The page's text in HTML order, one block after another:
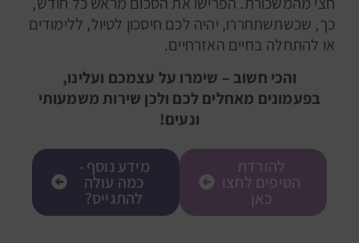
כך, שכשתשתחררו, יהיה לכם חיסכון לטיול, ללימודים
או להתחלה בחיים האזרחיים.
והכי חשוב – שימרו על עצמכם ועלינו,
בפעמונים מאחלים לכם ולכן שירות משמעותי
ונעים!
להורדת
הטיפים לחצו
כאן
מידע נוסף -
כמה עולה
להתגייס?